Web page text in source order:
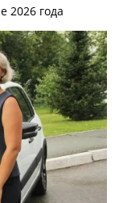
2026 года